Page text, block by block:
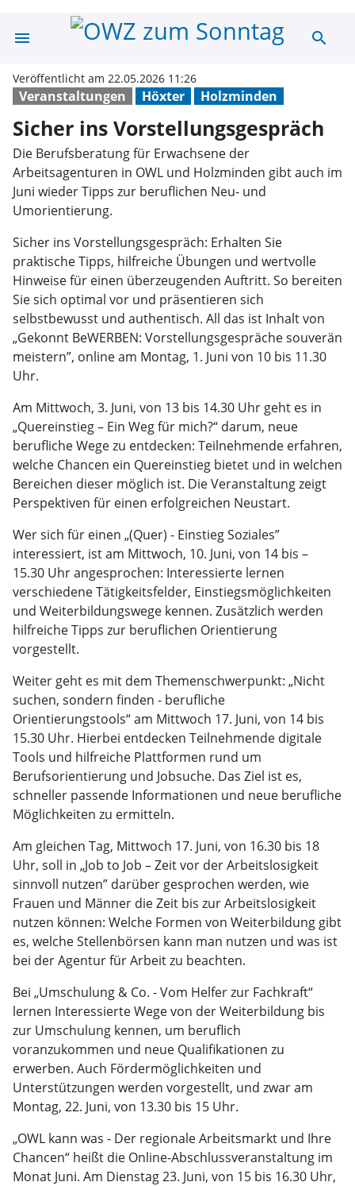
menu Sicher ins search
Veranstaltungen Höxter Holzminden
Veröffentlicht am 22.05.2026 11:26
Sicher ins Vorstellungsgespräch
Die Berufsberatung für Erwachsene der
Arbeitsagenturen in OWL und Holzminden gibt auch im
Juni wieder Tipps zur beruflichen Neu- und
Umorientierung.
Sicher ins Vorstellungsgespräch: Erhalten Sie
praktische Tipps, hilfreiche Übungen und wertvolle
Hinweise für einen überzeugenden Auftritt. So bereiten
Sie sich optimal vor und präsentieren sich
selbstbewusst und authentisch. All das ist Inhalt von
„Gekonnt BeWERBEN: Vorstellungsgespräche souverän
meistern”, online am Montag, 1. Juni von 10 bis 11.30
Uhr.
Am Mittwoch, 3. Juni, von 13 bis 14.30 Uhr geht es in
„Quereinstieg – Ein Weg für mich?“ darum, neue
berufliche Wege zu entdecken: Teilnehmende erfahren,
welche Chancen ein Quereinstieg bietet und in welchen
Bereichen dieser möglich ist. Die Veranstaltung zeigt
Perspektiven für einen erfolgreichen Neustart.
Wer sich für einen „(Quer) - Einstieg Soziales”
interessiert, ist am Mittwoch, 10. Juni, von 14 bis –
15.30 Uhr angesprochen: Interessierte lernen
verschiedene Tätigkeitsfelder, Einstiegsmöglichkeiten
und Weiterbildungswege kennen. Zusätzlich werden
hilfreiche Tipps zur beruflichen Orientierung
vorgestellt.
Weiter geht es mit dem Themenschwerpunkt: „Nicht
suchen, sondern finden - berufliche
Orientierungstools“ am Mittwoch 17. Juni, von 14 bis
15.30 Uhr. Hierbei entdecken Teilnehmende digitale
Tools und hilfreiche Plattformen rund um
Berufsorientierung und Jobsuche. Das Ziel ist es,
schneller passende Informationen und neue berufliche
Möglichkeiten zu ermitteln.
Am gleichen Tag, Mittwoch 17. Juni, von 16.30 bis 18
Uhr, soll in „Job to Job – Zeit vor der Arbeitslosigkeit
sinnvoll nutzen” darüber gesprochen werden, wie
Frauen und Männer die Zeit bis zur Arbeitslosigkeit
nutzen können: Welche Formen von Weiterbildung gibt
es, welche Stellenbörsen kann man nutzen und was ist
bei der Agentur für Arbeit zu beachten.
Bei „Umschulung & Co. - Vom Helfer zur Fachkraft“
lernen Interessierte Wege von der Weiterbildung bis
zur Umschulung kennen, um beruflich
voranzukommen und neue Qualifikationen zu
erwerben. Auch Fördermöglichkeiten und
Unterstützungen werden vorgestellt, und zwar am
Montag, 22. Juni, von 13.30 bis 15 Uhr.
„OWL kann was - Der regionale Arbeitsmarkt und Ihre
Chancen“ heißt die Online-Abschlussveranstaltung im
Monat Juni. Am Dienstag 23. Juni, von 15 bis 16.30 Uhr,